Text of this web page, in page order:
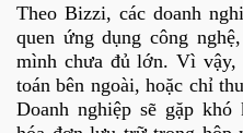
Theo Bizzi, các doanh
quen ứng dụng công
mình chưa đủ lớn. Vì vậy,
toán bên ngoài, hoặc chỉ
Doanh nghiệp sẽ gặp